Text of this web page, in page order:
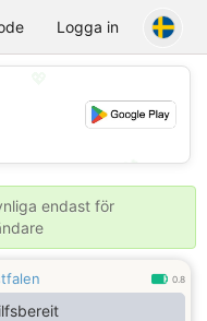
Logga in
💕
endast för
0.8